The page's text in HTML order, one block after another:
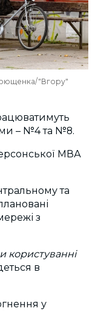
"Вгору"
– №4 та №8.
МВА
та
з
користуванні
в
у